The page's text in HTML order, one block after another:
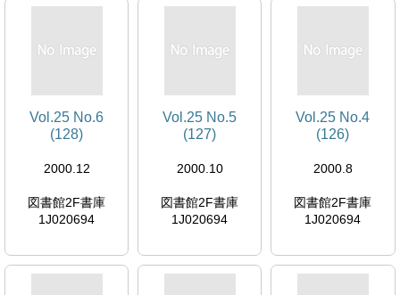
Vol.25 No.6
(128)
2000.12
図書館2F書庫
1J020694
Vol.25 No.5
(127)
2000.10
図書館2F書庫
1J020694
Vol.25 No.4
(126)
2000.8
図書館2F書庫
1J020694